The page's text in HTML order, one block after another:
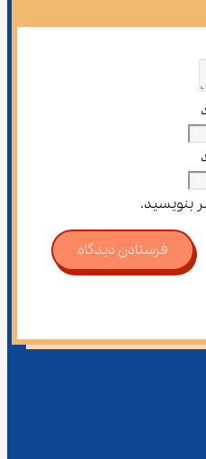
بنویسید.
فرستادن دیدگاه